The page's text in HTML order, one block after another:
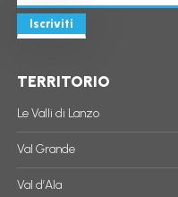
Iscriviti
TERRITORIO
Le Valli di Lanzo
Val Grande
Val d’Ala